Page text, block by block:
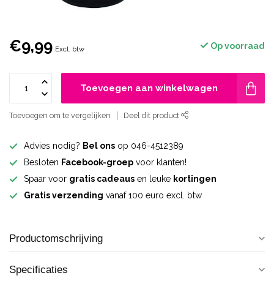
€9,99 Excl. btw Op voorraad
Toevoegen aan winkelwagen
Toevoegen om te vergelijken Deel dit product
Advies nodig? Bel ons op 046-4512389
Besloten Facebook-groep voor klanten!
Spaar voor gratis cadeaus en leuke kortingen
Gratis verzending vanaf 100 euro excl. btw
Productomschrijving
Specificaties